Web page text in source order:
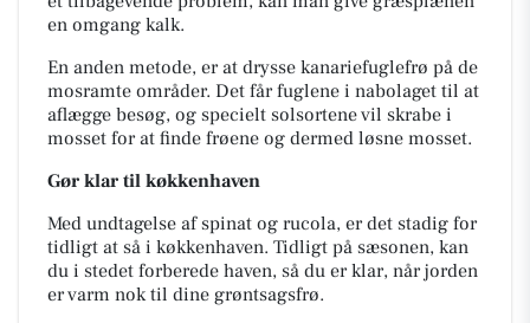
en omgang kalk.
En anden metode, er at drysse kanariefuglefrø på de
mosramte områder. Det får fuglene i nabolaget til at
aflægge besøg, og specielt solsortene vil skrabe i
mosset for at finde frøene og dermed løsne mosset.
Gør klar til køkkenhaven
Med undtagelse af spinat og rucola, er det stadig for
tidligt at så i køkkenhaven. Tidligt på sæsonen, kan
du i stedet forberede haven, så du er klar, når jorden
er varm nok til dine grøntsagsfrø.